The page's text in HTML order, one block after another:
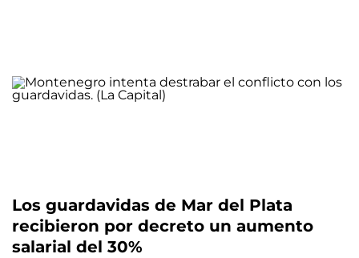
Los guardavidas de Mar del Plata
recibieron por decreto un aumento
salarial del 30%